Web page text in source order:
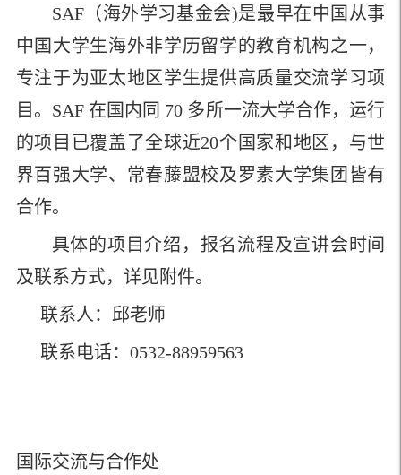
SAF（海外学习基金会)是最早在中国从事
中国大学生海外非学历留学的教育机构之一，
专注于为亚太地区学生提供高质量交流学习项
目。 SAF 在国内同 70 多所一流大学合作，运行
的项目已覆盖了全球近20个国家和地区，与世
界百强大学、常春藤盟校及罗素大学集团皆有
合作。
具体的项目介绍，报名流程及宣讲会时间
及联系方式，详见附件。
联系人：邱老师
联系电话： 0532-88959563
国际交流与合作处